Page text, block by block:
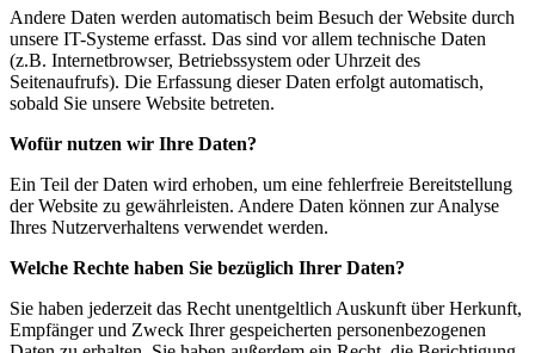
Andere Daten werden automatisch beim Besuch der Website durch
unsere IT-Systeme erfasst. Das sind vor allem technische Daten
(z.B. Internetbrowser, Betriebssystem oder Uhrzeit des
Seitenaufrufs). Die Erfassung dieser Daten erfolgt automatisch,
sobald Sie unsere Website betreten.
Wofür nutzen wir Ihre Daten?
Ein Teil der Daten wird erhoben, um eine fehlerfreie Bereitstellung
der Website zu gewährleisten. Andere Daten können zur Analyse
Ihres Nutzerverhaltens verwendet werden.
Welche Rechte haben Sie bezüglich Ihrer Daten?
Sie haben jederzeit das Recht unentgeltlich Auskunft über Herkunft,
Empfänger und Zweck Ihrer gespeicherten personenbezogenen